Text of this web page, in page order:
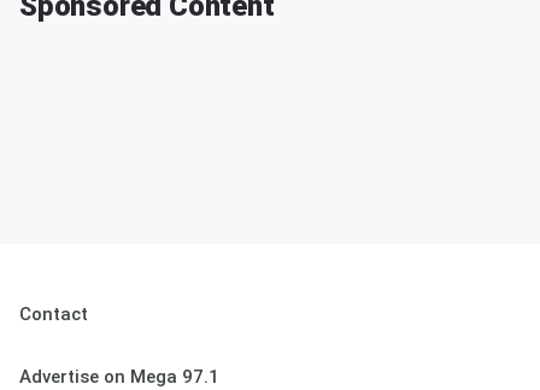
Contact
Advertise on Mega 97.1